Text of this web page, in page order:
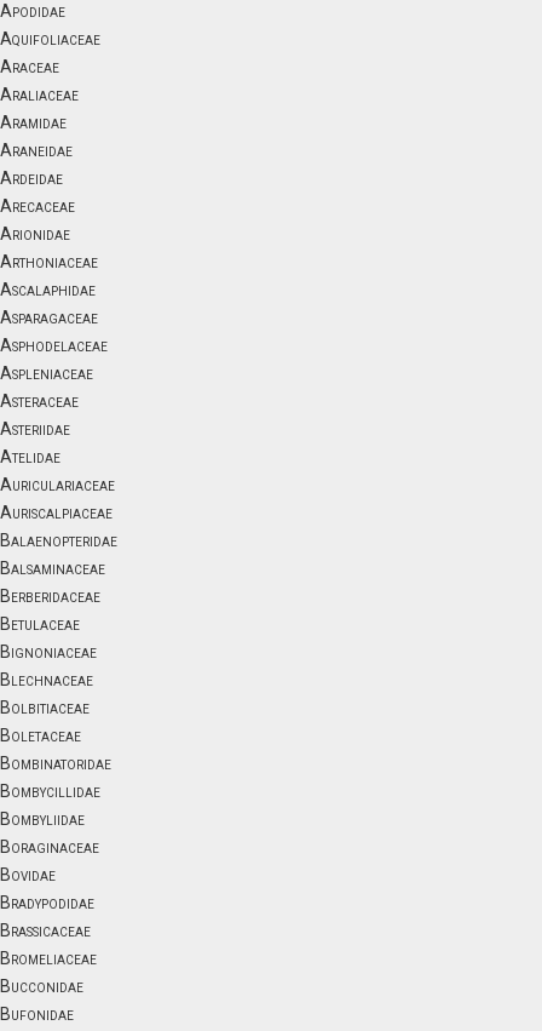
Apodidae
Aquifoliaceae
Araceae
Araliaceae
Aramidae
Araneidae
Ardeidae
Arecaceae
Arionidae
Arthoniaceae
Ascalaphidae
Asparagaceae
Asphodelaceae
Aspleniaceae
Asteraceae
Asteriidae
Atelidae
Auriculariaceae
Auriscalpiaceae
Balaenopteridae
Balsaminaceae
Berberidaceae
Betulaceae
Bignoniaceae
Blechnaceae
Bolbitiaceae
Boletaceae
Bombinatoridae
Bombycillidae
Bombyliidae
Boraginaceae
Bovidae
Bradypodidae
Brassicaceae
Bromeliaceae
Bucconidae
Bufonidae